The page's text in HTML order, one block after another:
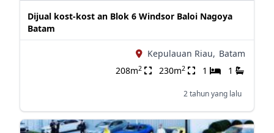
Dijual kost-kost an Blok 6 Windsor Baloi Nagoya
Batam
Kepulauan Riau, Batam
208m2 230m2 1 1
2 tahun yang lalu